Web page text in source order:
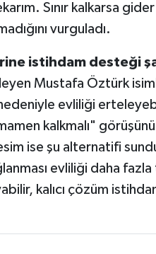
Sınır kalkarsa
vurguladı.
istihdam desteği
Mustafa Öztürk
evliliği
kalkmalı"
ise şu alternatifi
evliliği daha
kalıcı çözüm